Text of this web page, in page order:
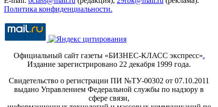
Политика конфиденциальности.
Официальный сайт газеты «БИЗНЕС-КЛАСС экспресс».
Издание зарегистрировано 22 декабря 1999 года.
Свидетельство о регистрации ПИ №ТУ-00302 от 07.10.2011
выдано Управлением Федеральной службы по надзору в
сфере связи,